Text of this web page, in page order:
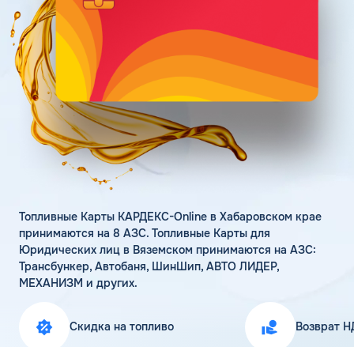
Статьи
Цена бензина и ДТ
Личный кабинет
Карта АЗС
Получить консультацию
Топливные Карты КАРДЕКС-Online в Хабаровском крае
принимаются на 8 АЗС. Топливные Карты для
Юридических лиц в Вяземском принимаются на АЗС:
Трансбункер, Автобаня, ШинШип, АВТО ЛИДЕР,
МЕХАНИЗМ и других.
Скидка на топливо Возврат